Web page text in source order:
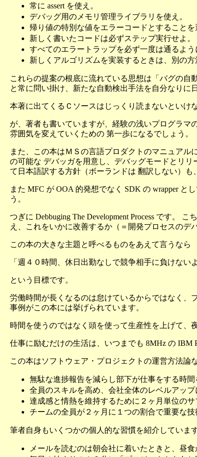
常に assert を使え。
デバッグ用のメモリ管理ライブラリを使え。
帰り値の特別な値をエラーコードとすること
新しく書いたコードは必ずステップ実行せよ。
すべてのエラートラップを必ず一度は通るよう
新しくアルゴリズムを実装するときは、別の
これらの提案の根底に流れている思想は「バグの自
と常に問い掛け、新たな自動検出手法を自分なりに
本著に出てくるＣソースはじっくり読まないといけ
が、著者も書いていますが、経験の浅いプログラ
雰囲気を変えていくための 第一歩になるでしょう。
また、この本はＭＳの言語プロダクトのマニュア
の可能な デバッガを用意し、デバッグモードとリ
て日本語訳する方針（ボーランドは 翻訳しない）
また MFC が OOA 的発想でなく SDK の wrapper
う。
つぎに Debbuging The Development Process です。
え、これをいかに改善するか（＝開発プロセスのデ
この本の大きな主題と呼べるものをあえて言うなら
「週４０時間、休日出勤なしで競争相手に負けない
という目標です。
労働時間が長くなるのは怠けているからではなく、
事例がこの本には挙げられています。
時間を使うのではなく頭を使って生産性を上げて、
仕事に励むだけの生活は、いつまでも 8MHz の IBM
この本はソフトウェア・プロジェクトの運営方法論
無駄な進捗報告を減らし部下が仕事をする時間
全員のスキルを高め、会社全体のレベルアッ
達成感と情熱を維持するために２ヶ月単位の
チームの全員が２ヶ月に１つの割合で重要な技
筆者自身もいくつかの個人的な習慣を紹介しています
メールを読むのは朝会社に着いたときと、昼